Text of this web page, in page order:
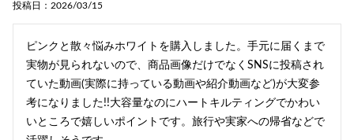
投稿日 2026/03/15
ピンクと散々悩みホワイトを購入しました。手元に届くまで
実物が見られないので、商品画像だけでなくSNSに投稿され
ていた動画(実際に持っている動画や紹介動画など)が大変参
考になりました!!大容量なのにハートキルティングでかわい
いところで嬉しいポイントです。旅行や実家への帰省などで